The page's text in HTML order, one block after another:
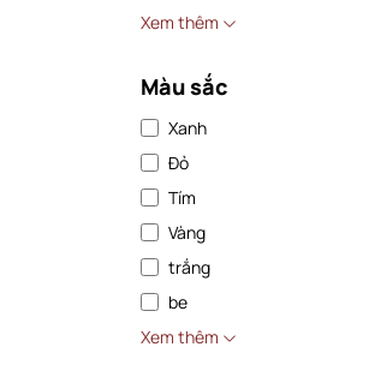
Xem thêm
Màu sắc
Xanh
Đỏ
Tím
Vàng
trắng
be
Xem thêm